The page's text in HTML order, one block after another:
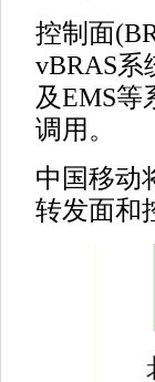
控制面
vBRAS系
及EMS等
调用。
中国移动
转发面和